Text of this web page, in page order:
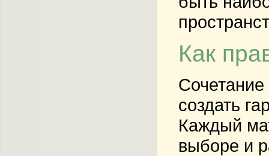
Как
Сочетание
создать
Каждый
выборе и